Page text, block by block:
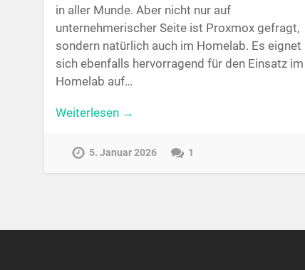
in aller Munde. Aber nicht nur auf
unternehmerischer Seite ist Proxmox gefragt,
sondern natürlich auch im Homelab. Es eignet
sich ebenfalls hervorragend für den Einsatz im
Homelab auf…
Weiterlesen →
5. Januar 2026 1